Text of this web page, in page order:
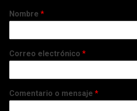
Nombre*
Correo electrónico*
Comentario o mensaje*